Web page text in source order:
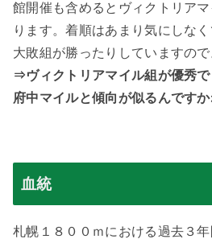
館開催も含めるとヴィクトリア
ります。着順はあまり気にしな
大敗組が勝ったりしていますので
⇒ヴィクトリアマイル組が優秀
府中マイルと傾向が似るんですか
血統
札幌１８００ｍにおける過去３